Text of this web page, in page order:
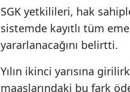
SGK yetkilileri, hak
sistemde kayıtlı tüm
yararlanacağını belirtti.
Yılın ikinci yarısına
maaşlarındaki bu fark